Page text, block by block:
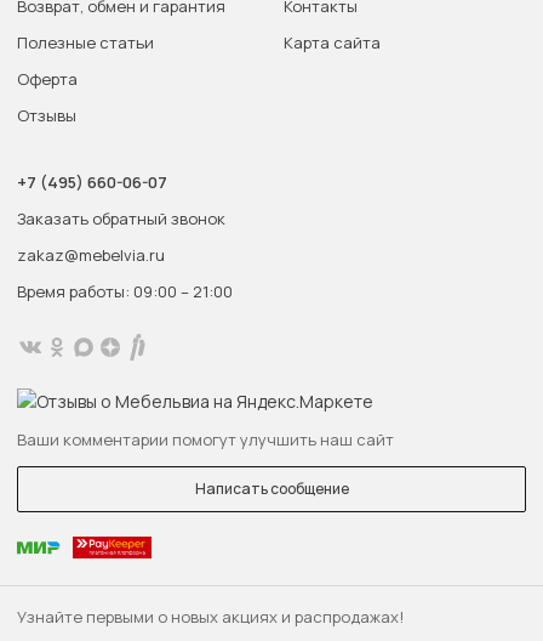
Узнайте первыми о новых акциях и распродажах!
Возврат, обмен и гарантия
Полезные статьи
Оферта
Отзывы
Контакты
Карта сайта
+7 (495) 660-06-07
Заказать обратный звонок
zakaz@mebelvia.ru
Время работы: 09:00 – 21:00
Ваши комментарии помогут улучшить наш сайт
Написать сообщение